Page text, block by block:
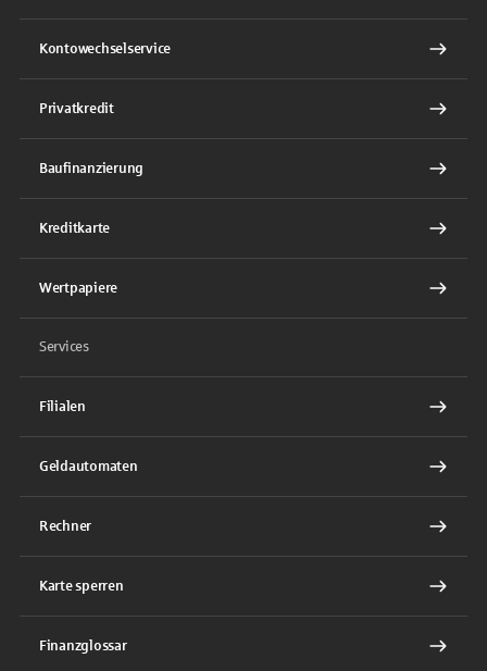
Kontowechselservice
Privatkredit
Baufinanzierung
Kreditkarte
Wertpapiere
Services
Filialen
Geldautomaten
Rechner
Karte sperren
Finanzglossar